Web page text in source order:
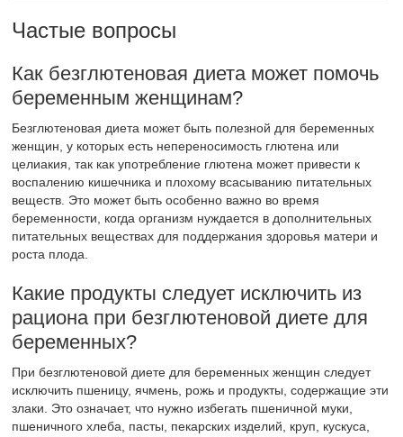
Частые вопросы
Как безглютеновая диета может помочь
беременным женщинам?
Безглютеновая диета может быть полезной для беременных
женщин, у которых есть непереносимость глютена или
целиакия, так как употребление глютена может привести к
воспалению кишечника и плохому всасыванию питательных
веществ. Это может быть особенно важно во время
беременности, когда организм нуждается в дополнительных
питательных веществах для поддержания здоровья матери и
роста плода.
Какие продукты следует исключить из
рациона при безглютеновой диете для
беременных?
При безглютеновой диете для беременных женщин следует
исключить пшеницу, ячмень, рожь и продукты, содержащие эти
злаки. Это означает, что нужно избегать пшеничной муки,
пшеничного хлеба, пасты, пекарских изделий, круп, кускуса,